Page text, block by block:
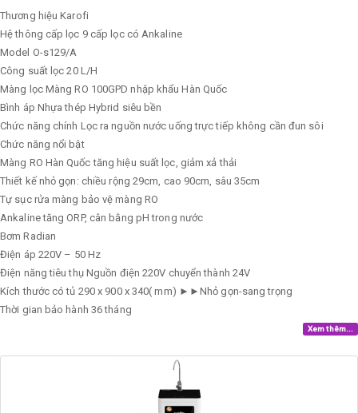
Thương hiệu Karofi
Hệ thông cấp lọc 9 cấp lọc có Ankaline
Model O-s129/A
Công suất lọc 20 L/H
Màng lọc Màng RO 100GPD nhập khẩu Hàn Quốc
Bình áp Nhựa thép Hybrid siêu bền
Chức năng chính Lọc ra nguồn nước uống trực tiếp không cần đun sôi
Chức năng nổi bật
Màng RO Hàn Quốc tăng hiệu suất lọc, giảm xả thải
Thiết kế nhỏ gọn: chiều rộng 29cm, cao 90cm, sâu 35cm
Tự sục rửa màng bảo vệ màng RO
Ankaline tăng ORP, cân bằng pH trong nước
Bơm Radian
Điện áp 220V – 50 Hz
Điện năng tiêu thụ Nguồn điện 220V chuyển thành 24V
Kích thước có tủ 290 x 900 x 340( mm) ►►Nhỏ gọn-sang trọng
Thời gian bảo hành 36 tháng
Xem thêm...